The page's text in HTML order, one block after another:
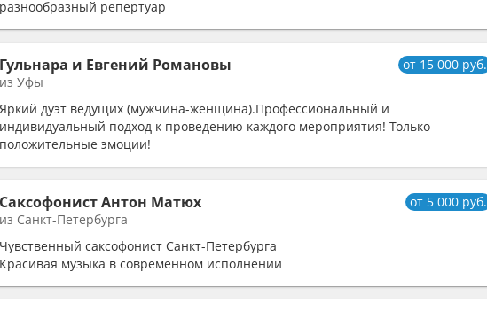
разнообразный репертуар
Гульнара и Евгений Романовы
от 15 000 руб.
из Уфы
Яркий дуэт ведущих (мужчина-женщина).Профессиональный и
индивидуальный подход к проведению каждого мероприятия! Только
положительные эмоции!
Саксофонист Антон Матюх
от 5 000 руб.
из Санкт-Петербурга
Чувственный саксофонист Санкт-Петербурга
Красивая музыка в современном исполнении